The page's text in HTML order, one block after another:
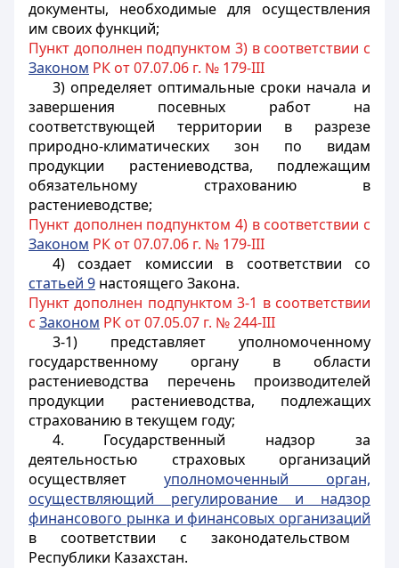
документы, необходимые для осуществления
им своих функций;
Пункт дополнен подпунктом 3) в соответствии с
Законом РК от 07.07.06 г. № 179-III
3) определяет оптимальные сроки начала и
завершения посевных работ на
соответствующей территории в разрезе
природно-климатических зон по видам
продукции растениеводства, подлежащим
обязательному страхованию в
растениеводстве;
Пункт дополнен подпунктом 4) в соответствии с
Законом РК от 07.07.06 г. № 179-III
4) создает комиссии в соответствии со
статьей 9 настоящего Закона.
Пункт дополнен подпунктом 3-1 в соответствии
с Законом РК от 07.05.07 г. № 244-III
3-1) представляет уполномоченному
государственному органу в области
растениеводства перечень производителей
продукции растениеводства, подлежащих
страхованию в текущем году;
4. Государственный надзор за
деятельностью страховых организаций
осуществляет уполномоченный орган,
осуществляющий регулирование и надзор
финансового рынка и финансовых организаций
в соответствии с законодательством
Республики Казахстан.